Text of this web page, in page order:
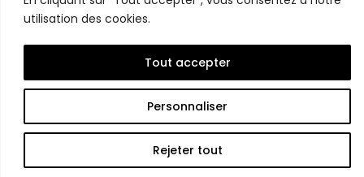
utilisation des cookies.
Personnaliser
Rejeter tout
Tout accepter
Copyright © 2026 Belart Gallery | Powered by Carre agency